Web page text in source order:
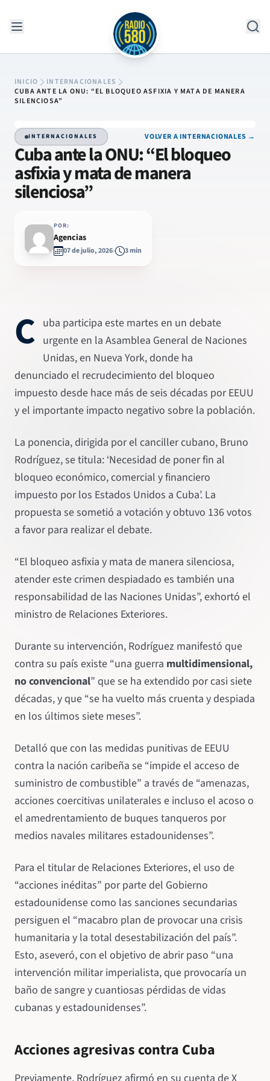
INICIO
INTERNACIONALES
CUBA ANTE LA ONU: “EL BLOQUEO ASFIXIA Y MATA DE MANERA
SILENCIOSA”
INTERNACIONALES VOLVER A INTERNACIONALES →
Cuba ante la ONU: “El bloqueo
asfixia y mata de manera
silenciosa”
POR:
Agencias
07 de julio, 2026 3 min
C uba participa este martes en un debate
urgente en la Asamblea General de Naciones
Unidas, en Nueva York, donde ha
denunciado el recrudecimiento del bloqueo
impuesto desde hace más de seis décadas por EEUU
y el importante impacto negativo sobre la población.
La ponencia, dirigida por el canciller cubano, Bruno
Rodríguez, se titula: ‘Necesidad de poner fin al
bloqueo económico, comercial y financiero
impuesto por los Estados Unidos a Cuba’. La
propuesta se sometió a votación y obtuvo 136 votos
a favor para realizar el debate.
“El bloqueo asfixia y mata de manera silenciosa,
atender este crimen despiadado es también una
responsabilidad de las Naciones Unidas”, exhortó el
ministro de Relaciones Exteriores.
Durante su intervención, Rodríguez manifestó que
contra su país existe “una guerra multidimensional,
no convencional” que se ha extendido por casi siete
décadas, y que “se ha vuelto más cruenta y despiada
en los últimos siete meses”.
Detalló que con las medidas punitivas de EEUU
contra la nación caribeña se “impide el acceso de
suministro de combustible” a través de “amenazas,
acciones coercitivas unilaterales e incluso el acoso o
el amedrentamiento de buques tanqueros por
medios navales militares estadounidenses”.
Para el titular de Relaciones Exteriores, el uso de
“acciones inéditas” por parte del Gobierno
estadounidense como las sanciones secundarias
persiguen el “macabro plan de provocar una crisis
humanitaria y la total desestabilización del país”.
Esto, aseveró, con el objetivo de abrir paso “una
intervención militar imperialista, que provocaría un
baño de sangre y cuantiosas pérdidas de vidas
cubanas y estadounidenses”.
Acciones agresivas contra Cuba